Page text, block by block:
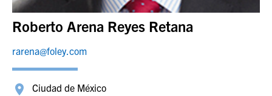
Roberto Arena Reyes Retana
rarena@foley.com
Ciudad de México